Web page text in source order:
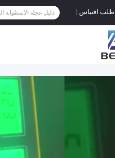
طلب اقتباس